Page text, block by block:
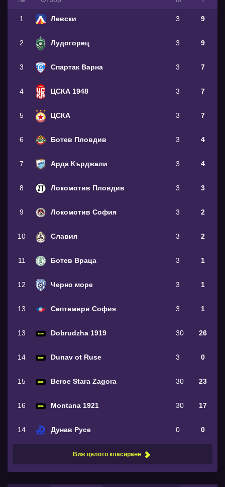
1 Левски 3 9
2 Лудогорец 3 9
3 Спартак Варна 3 7
4 ЦСКА 1948 3 7
5 ЦСКА 3 7
6 Ботев Пловдив 3 4
7 Арда Кърджали 3 4
8 Локомотив Пловдив 3 3
9 Локомотив София 3 2
10 Славия 3 2
11 Ботев Враца 3 1
12 Черно море 3 1
13 Септември София 3 1
13 Dobrudzha 1919 30 26
14 Dunav ot Ruse 3 0
15 Beroe Stara Zagora 30 23
16 Montana 1921 30 17
14 Дунав Русе 0 0
Виж цялото класиране